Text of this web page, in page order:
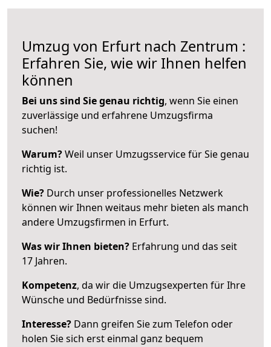
Umzug von Erfurt nach Zentrum :
Erfahren Sie, wie wir Ihnen helfen
können
Bei uns sind Sie genau richtig, wenn Sie einen
zuverlässige und erfahrene Umzugsfirma
suchen!
Warum?Weil unser Umzugsservice für Sie genau
richtig ist.
Wie? Durch unser professionelles Netzwerk
können wir Ihnen weitaus mehr bieten als manch
andere Umzugsfirmen in Erfurt.
Was wir Ihnen bieten? Erfahrung und das seit
17 Jahren.
Kompetenz, da wir die Umzugsexperten für Ihre
Wünsche und Bedürfnisse sind.
Interesse? Dann greifen Sie zum Telefon oder
holen Sie sich erst einmal ganz bequem